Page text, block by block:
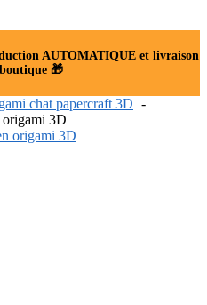
AUTOMATIQUE et livraison
🎁
chat papercraft 3D
origami 3D